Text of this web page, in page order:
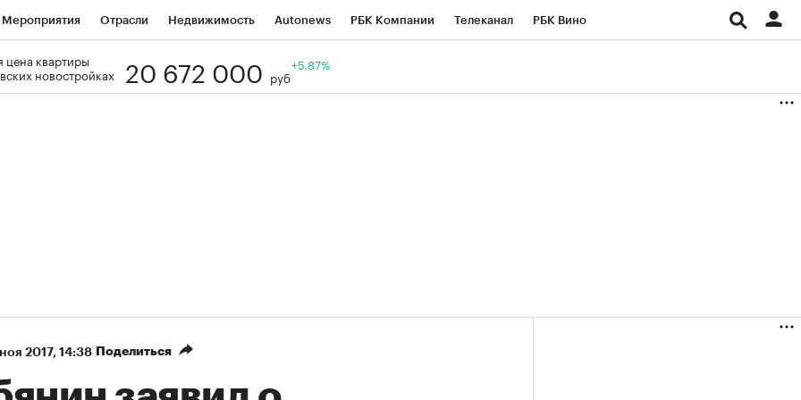
Мероприятия Отрасли Недвижимость Autonews РБК Компании Телеканал РБК Вино
Визионеры
цена квартиры
новостройках
20 672 000 руб
+5.87%
2017, 14:38 Поделиться